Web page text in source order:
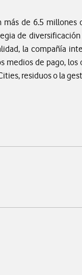
de 6.5 millones
de
la compañía
medios de pago, los
residuos o la
facebook
en whatsapp